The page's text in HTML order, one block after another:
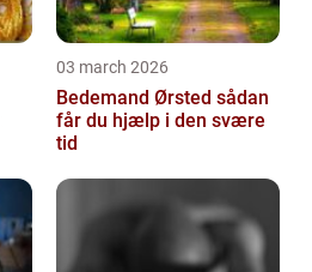
03 march 2026
Bedemand Ørsted sådan
får du hjælp i den svære
tid